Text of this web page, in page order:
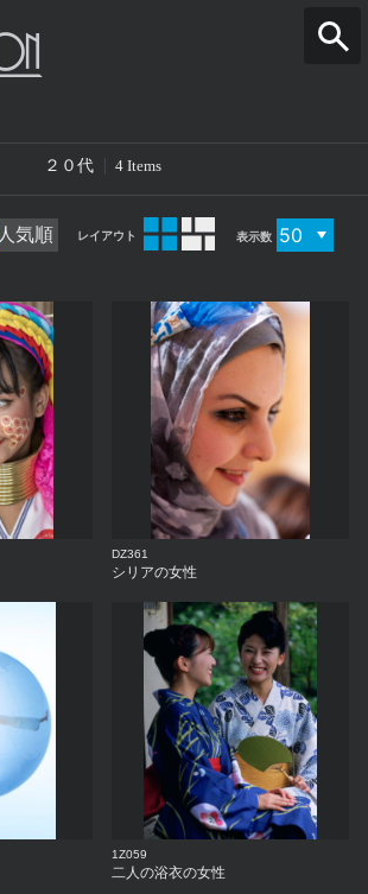
２０代 4 Items
人気順 レイアウト 表示数
DZ361
シリアの女性
1Z059
二人の浴衣の女性